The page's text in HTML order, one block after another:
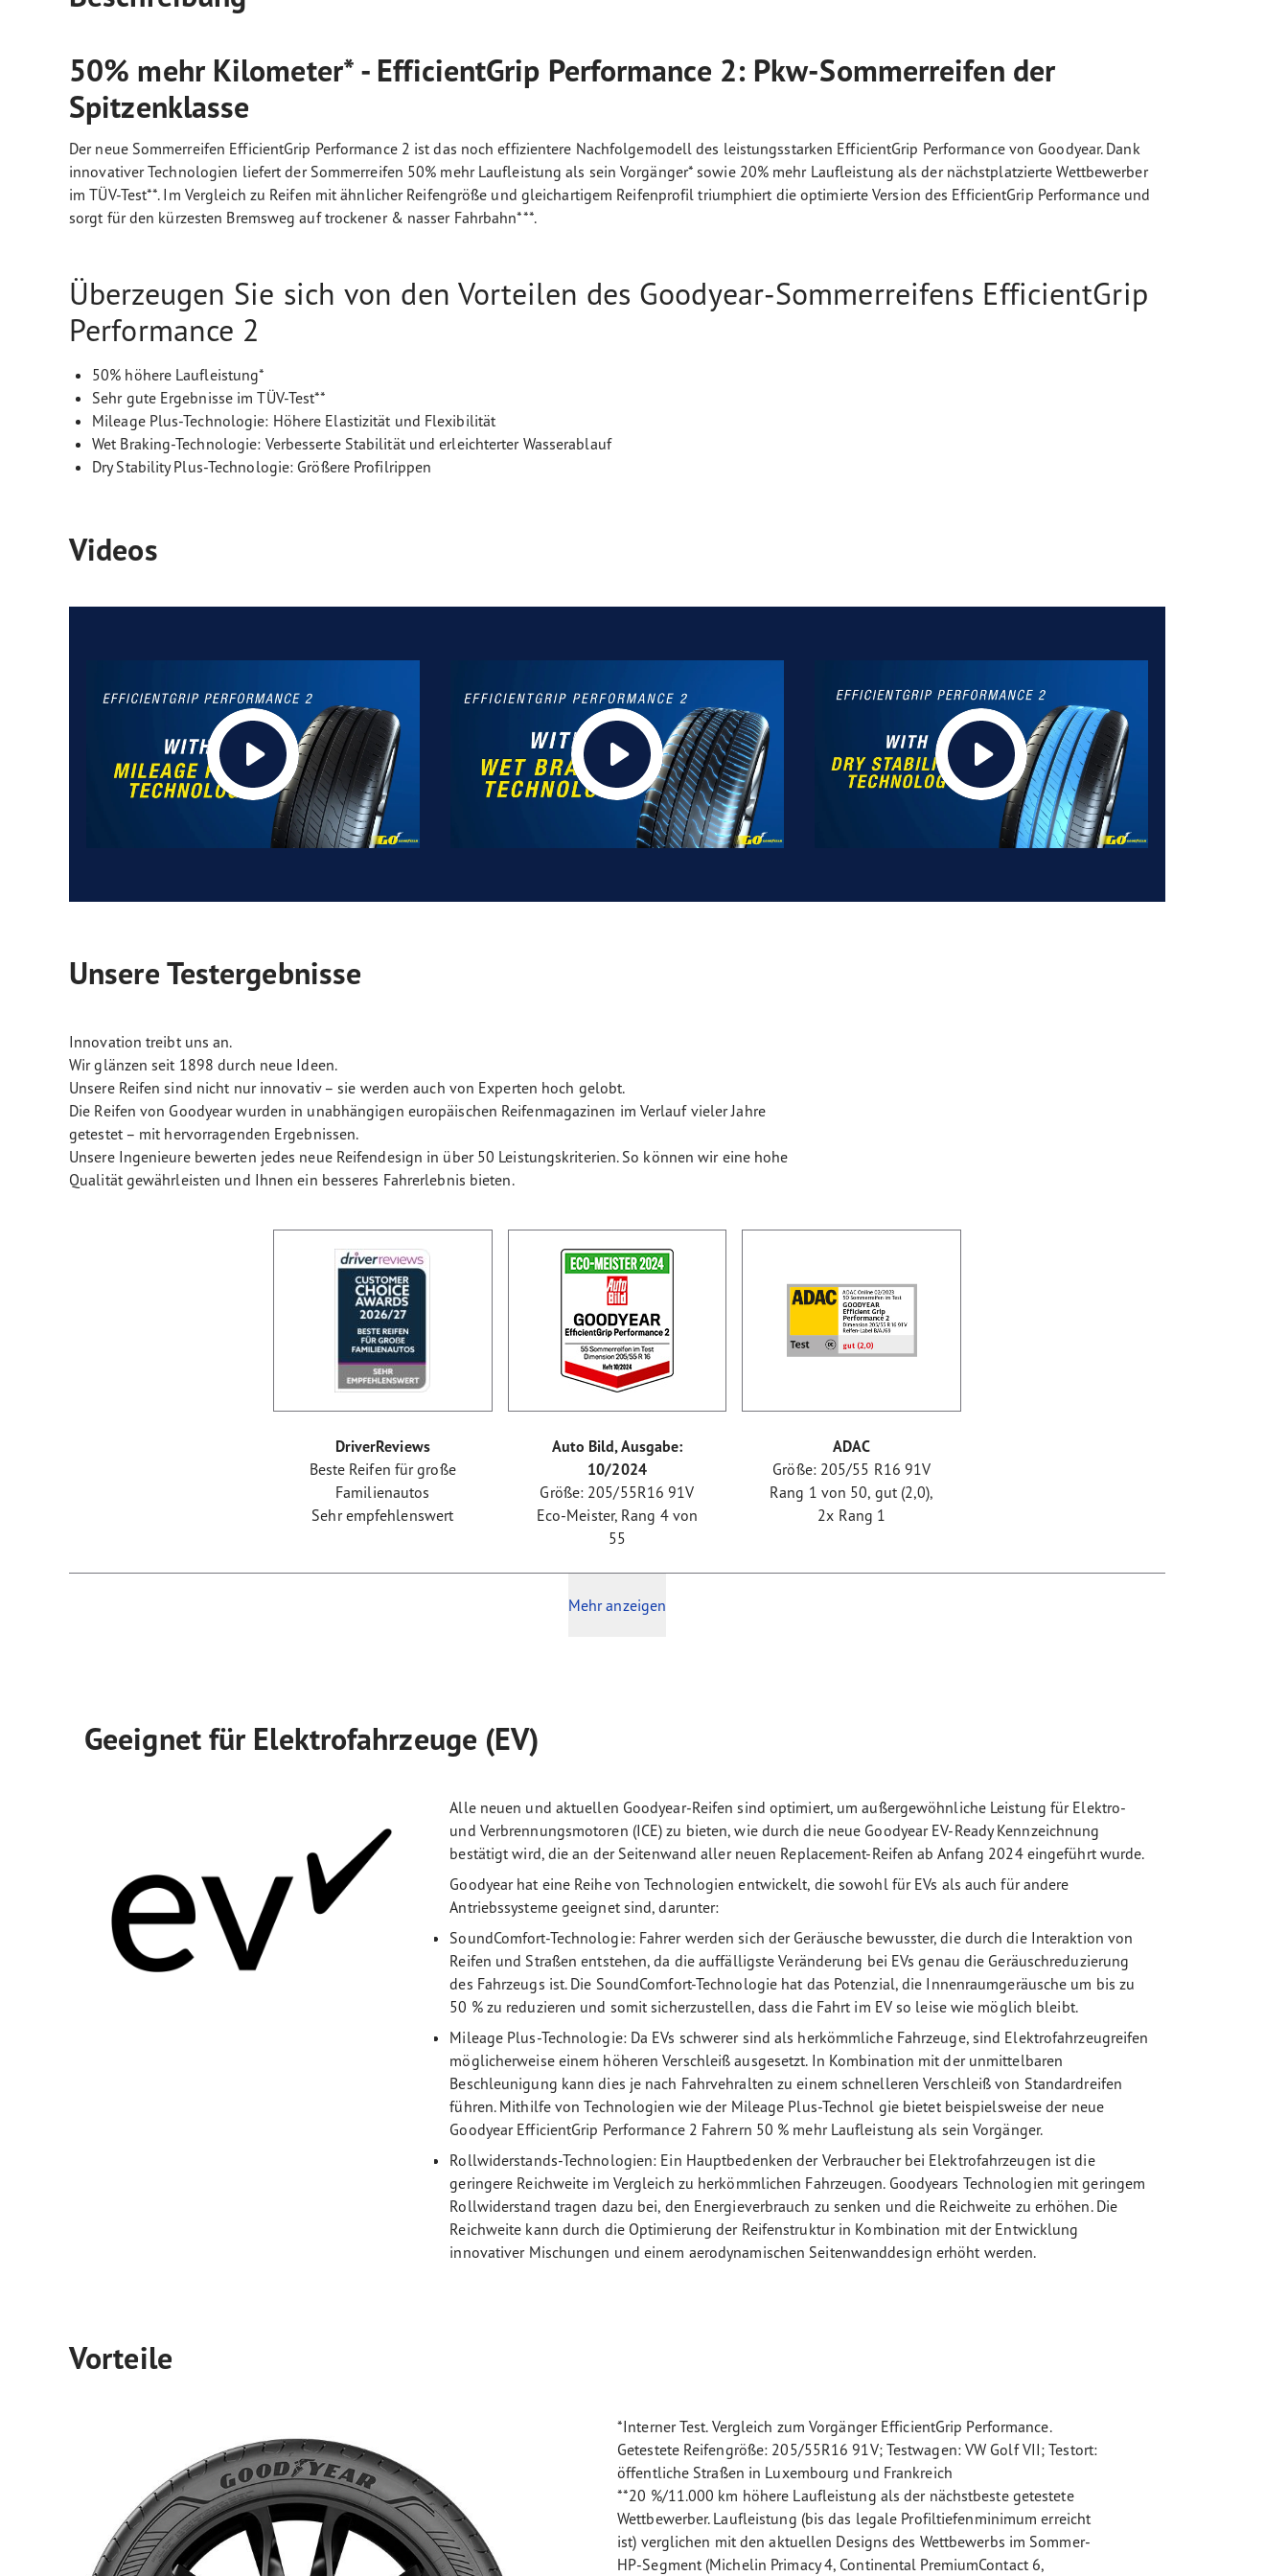
50% mehr Kilometer* - EfficientGrip Performance 2: Pkw-Sommerreifen der
Spitzenklasse
Der neue Sommerreifen EfficientGrip Performance 2 ist das noch effizientere Nachfolgemodell des leistungsstarken EfficientGrip Performance von Goodyear. Dank
innovativer Technologien liefert der Sommerreifen 50% mehr Laufleistung als sein Vorgänger* sowie 20% mehr Laufleistung als der nächstplatzierte Wettbewerber
im TÜV-Test**. Im Vergleich zu Reifen mit ähnlicher Reifengröße und gleichartigem Reifenprofil triumphiert die optimierte Version des EfficientGrip Performance und
sorgt für den kürzesten Bremsweg auf trockener & nasser Fahrbahn***.
Überzeugen Sie sich von den Vorteilen des Goodyear-Sommerreifens EfficientGrip
Performance 2
50% höhere Laufleistung*
Sehr gute Ergebnisse im TÜV-Test**
Mileage Plus-Technologie: Höhere Elastizität und Flexibilität
Wet Braking-Technologie: Verbesserte Stabilität und erleichterter Wasserablauf
Dry Stability Plus-Technologie: Größere Profilrippen
Videos
Unsere Testergebnisse
Innovation treibt uns an.
Wir glänzen seit 1898 durch neue Ideen.
Unsere Reifen sind nicht nur innovativ – sie werden auch von Experten hoch gelobt.
Die Reifen von Goodyear wurden in unabhängigen europäischen Reifenmagazinen im Verlauf vieler Jahre
getestet – mit hervorragenden Ergebnissen.
Unsere Ingenieure bewerten jedes neue Reifendesign in über 50 Leistungskriterien. So können wir eine hohe
Qualität gewährleisten und Ihnen ein besseres Fahrerlebnis bieten.
DriverReviews
Beste Reifen für große
Familienautos
Sehr empfehlenswert
Auto Bild, Ausgabe:
10/2024
Größe: 205/55R16 91V
Eco-Meister, Rang 4 von
55
ADAC
Größe: 205/55 R16 91V
Rang 1 von 50, gut (2,0),
2x Rang 1
Mehr anzeigen
Geeignet für Elektrofahrzeuge (EV)
Alle neuen und aktuellen Goodyear-Reifen sind optimiert, um außergewöhnliche Leistung für Elektro-
und Verbrennungsmotoren (ICE) zu bieten, wie durch die neue Goodyear EV-Ready Kennzeichnung
bestätigt wird, die an der Seitenwand aller neuen Replacement-Reifen ab Anfang 2024 eingeführt wurde.
Goodyear hat eine Reihe von Technologien entwickelt, die sowohl für EVs als auch für andere
Antriebssysteme geeignet sind, darunter:
SoundComfort-Technologie: Fahrer werden sich der Geräusche bewusster, die durch die Interaktion von
Reifen und Straßen entstehen, da die auffälligste Veränderung bei EVs genau die Geräuschreduzierung
des Fahrzeugs ist. Die SoundComfort-Technologie hat das Potenzial, die Innenraumgeräusche um bis zu
50 % zu reduzieren und somit sicherzustellen, dass die Fahrt im EV so leise wie möglich bleibt.
Mileage Plus-Technologie: Da EVs schwerer sind als herkömmliche Fahrzeuge, sind Elektrofahrzeugreifen
möglicherweise einem höheren Verschleiß ausgesetzt. In Kombination mit der unmittelbaren
Beschleunigung kann dies je nach Fahrvehralten zu einem schnelleren Verschleiß von Standardreifen
führen. Mithilfe von Technologien wie der Mileage Plus-Technol gie bietet beispielsweise der neue
Goodyear EfficientGrip Performance 2 Fahrern 50 % mehr Laufleistung als sein Vorgänger.
Rollwiderstands-Technologien: Ein Hauptbedenken der Verbraucher bei Elektrofahrzeugen ist die
geringere Reichweite im Vergleich zu herkömmlichen Fahrzeugen. Goodyears Technologien mit geringem
Rollwiderstand tragen dazu bei, den Energieverbrauch zu senken und die Reichweite zu erhöhen. Die
Reichweite kann durch die Optimierung der Reifenstruktur in Kombination mit der Entwicklung
innovativer Mischungen und einem aerodynamischen Seitenwanddesign erhöht werden.
Vorteile
*Interner Test. Vergleich zum Vorgänger EfficientGrip Performance.
Getestete Reifengröße: 205/55R16 91V; Testwagen: VW Golf VII; Testort:
öffentliche Straßen in Luxembourg und Frankreich
**20 %/11.000 km höhere Laufleistung als der nächstbeste getestete
Wettbewerber. Laufleistung (bis das legale Profiltiefenminimum erreicht
ist) verglichen mit den aktuellen Designs des Wettbewerbs im Sommer-
HP-Segment (Michelin Primacy 4, Continental PremiumContact 6,